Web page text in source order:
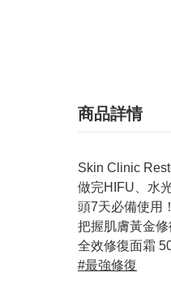
商品詳情
Skin Clinic
做完HIFU、水
頭7天必備使用！
把握肌膚黃金修
全效修復面霜
#最強修復